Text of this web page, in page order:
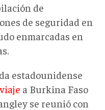
de
de seguridad en
enmarcadas en
estadounidense
a Burkina Faso
se reunió con